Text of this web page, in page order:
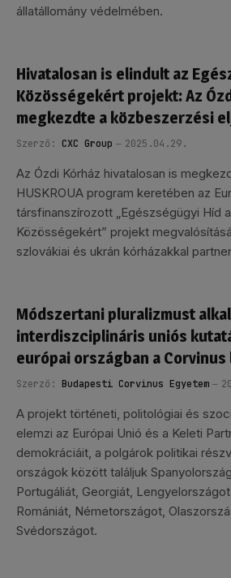
állatállomány védelmében.
Hivatalosan is elindult az
Közösségekért projekt: Az
megkezdte a közbeszerzési
Szerző: CXC Group 2025.04.29.
Az Ózdi Kórház hivatalosan is
HUSKROUA program keretében az
társfinanszírozott „Egészségügyi Híd
Közösségekért” projekt
szlovákiai és ukrán kórházakkal
Módszertani pluralizmust
interdiszciplináris uniós
európai országban a Corvinus
Szerző: Budapesti Corvinus Egyetem
A projekt történeti, politológiai és
elemzi az Európai Unió és a Keleti
demokráciáit, a polgárok politikai
országok között találjuk
Portugáliát, Georgiát,
Romániát, Németországot,
Svédországot.